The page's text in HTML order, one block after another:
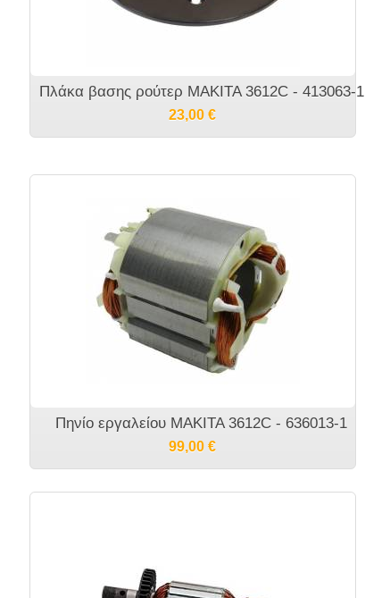
Πλάκα βασης ρούτερ MAKITA 3612C - 413063-1
23,00 €
Πηνίο εργαλείου MAKITA 3612C - 636013-1
99,00 €